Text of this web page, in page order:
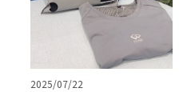
2025/07/22